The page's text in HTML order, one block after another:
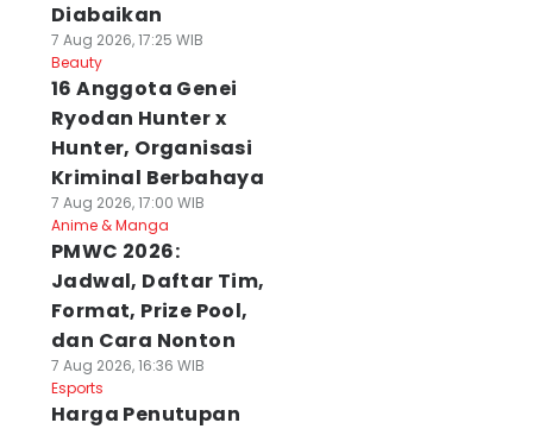
Diabaikan
7 Aug 2026, 17:25 WIB
Beauty
16 Anggota Genei
Ryodan Hunter x
Hunter, Organisasi
Kriminal Berbahaya
7 Aug 2026, 17:00 WIB
Anime & Manga
PMWC 2026:
Jadwal, Daftar Tim,
Format, Prize Pool,
dan Cara Nonton
7 Aug 2026, 16:36 WIB
Esports
Harga Penutupan